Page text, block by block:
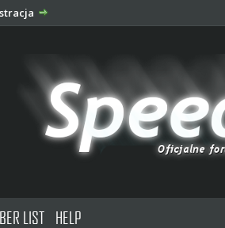
LIST HELP